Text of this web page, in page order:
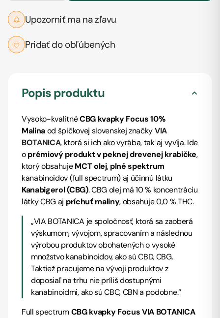
Upozorniť ma na zľavu
Pridať do obľúbených
Popis produktu
Vysoko-kvalitnéCBG kvapky Focus 10%
Malinaod špičkovej slovenskej značkyVIA
BOTANICA, ktorá si ich ako vyrába, tak aj vyvíja. Ide
oprémiový produkt v peknej drevenej krabičke,
ktorý obsahujeMCT olej,plné spektrum
kanabinoidov (full spectrum) aj účinnú látku
Kanabigerol (CBG).CBG olej má10 % koncentráciu
látky CBGaj príchuť maliny, obsahuje 0,0 % THC.
„VIA BOTANICA je spoločnosť, ktorá sa zaoberá
výskumom, vývojom, spracovaním a následnou
výrobou produktov obohatených o vysoké
množstvo kanabinoidov, ako sú CBD, CBG.
Taktiež pracujeme na vývoji produktov z
doposiaľ na trhu nie príliš dostupnými
kanabinoidmi, ako sú CBC, CBN a podobne.“
Full spectrumCBG kvapky Focus VIA BOTANICA